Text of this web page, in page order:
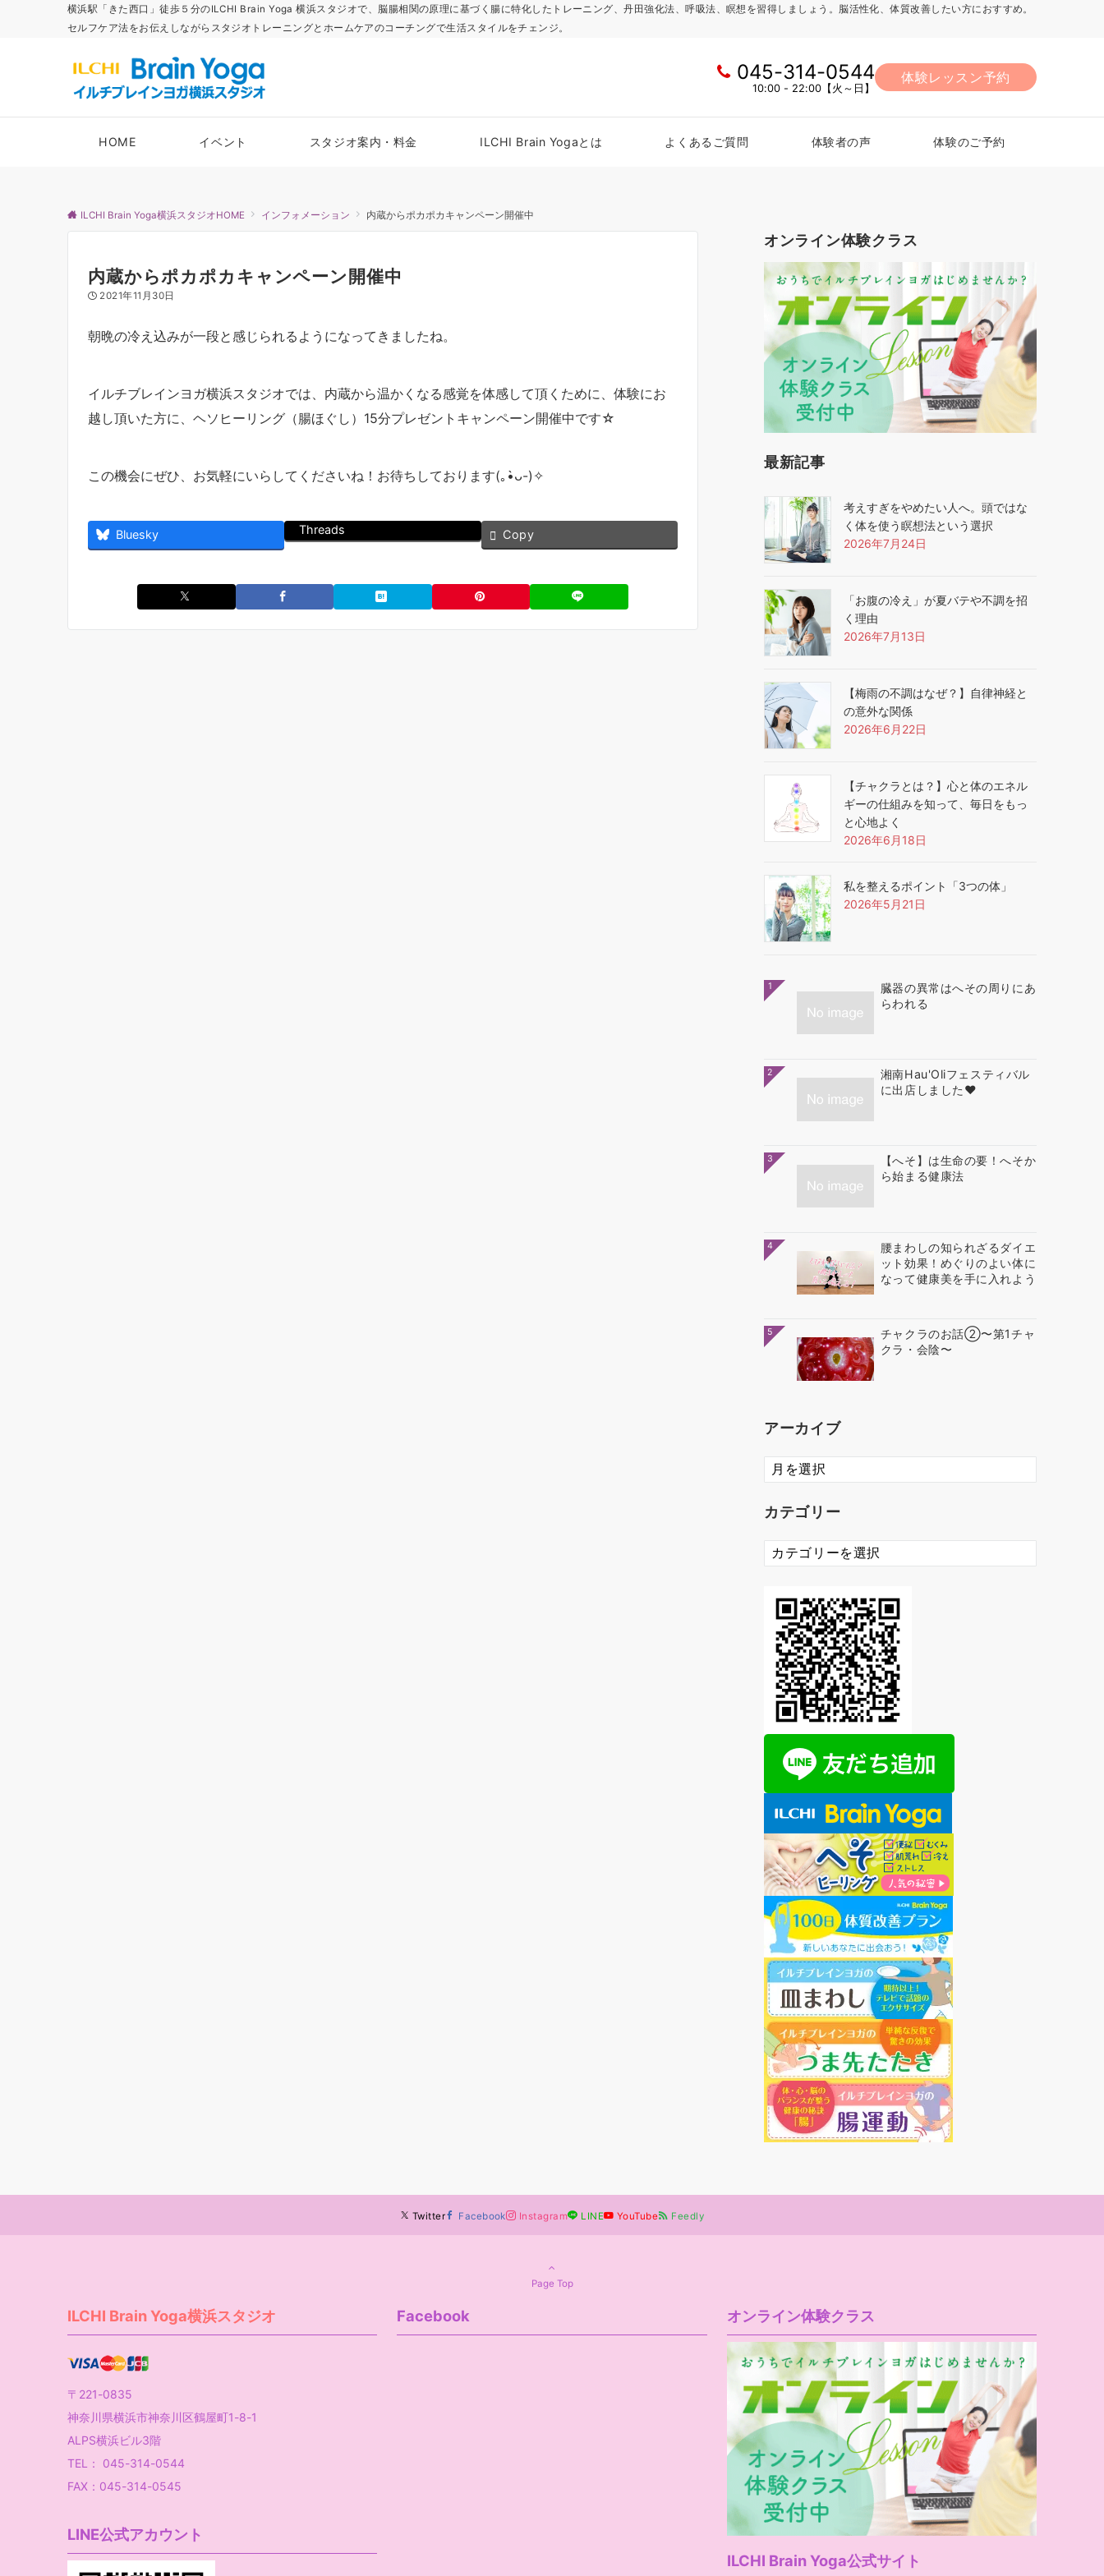
横浜駅「きた西口」徒歩５分のILCHI Brain Yoga 横浜スタジオで、脳腸相関の原理に基づく腸に特化したトレーニング、丹田強化法、呼吸法、瞑想を習得しましょう。脳活性化、体質改善したい方におすすめ。
セルフケア法をお伝えしながらスタジオトレーニングとホームケアのコーチングで生活スタイルをチェンジ。
045-314-0544
10:00 - 22:00【火～日】
体験レッスン予約
HOME イベント スタジオ案内・料金 ILCHI Brain Yogaとは よくあるご質問 体験者の声 体験のご予約
ILCHI Brain Yoga横浜スタジオHOME インフォメーション 内蔵からポカポカキャンペーン開催中
内蔵からポカポカキャンペーン開催中
2021年11月30日
朝晩の冷え込みが一段と感じられるようになってきましたね。
イルチブレインヨガ横浜スタジオでは、内蔵から温かくなる感覚を体感して頂くために、体験にお
越し頂いた方に、ヘソヒーリング（腸ほぐし）15分プレゼントキャンペーン開催中です☆
この機会にぜひ、お気軽にいらしてくださいね！お待ちしております(｡•̀ᴗ-)✧
Bluesky Threads Copy
オンライン体験クラス
最新記事
考えすぎをやめたい人へ。頭ではな
く体を使う瞑想法という選択
2026年7月24日
「お腹の冷え」が夏バテや不調を招
く理由
2026年7月13日
【梅雨の不調はなぜ？】自律神経と
の意外な関係
2026年6月22日
【チャクラとは？】心と体のエネル
ギーの仕組みを知って、毎日をもっ
と心地よく
2026年6月18日
私を整えるポイント「3つの体」
2026年5月21日
1
臓器の異常はへその周りにあ
らわれる
2
湘南Hau'Oliフェスティバル
に出店しました❤
3
【へそ】は生命の要！へそか
ら始まる健康法
4
腰まわしの知られざるダイエ
ット効果！めぐりのよい体に
なって健康美を手に入れよう
5
チャクラのお話②〜第1チャ
クラ・会陰〜
アーカイブ
ア
ー
イ
カテゴリー
カ
テ
Twitter Facebook Instagram LINE YouTube Feedly
Page Top
ILCHI Brain Yoga横浜スタジオ
〒221-0835
神奈川県横浜市神奈川区鶴屋町1-8-1
ALPS横浜ビル3階
TEL： 045-314-0544
FAX：045-314-0545
LINE公式アカウント
Facebook オンライン体験クラス
ILCHI Brain Yoga公式サイト